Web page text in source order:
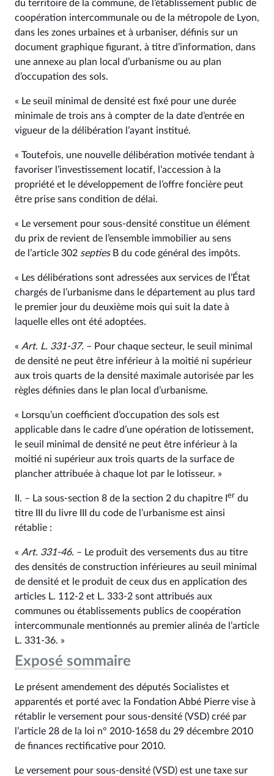
du territoire de la commune, de l’établissement public de
coopération intercommunale ou de la métropole de Lyon,
dans les zones urbaines et à urbaniser, définis sur un
document graphique figurant, à titre d’information, dans
une annexe au plan local d’urbanisme ou au plan
d’occupation des sols.
« Le seuil minimal de densité est fixé pour une durée
minimale de trois ans à compter de la date d’entrée en
vigueur de la délibération l’ayant institué.
« Toutefois, une nouvelle délibération motivée tendant à
favoriser l’investissement locatif, l’accession à la
propriété et le développement de l’offre foncière peut
être prise sans condition de délai.
« Le versement pour sous-densité constitue un élément
du prix de revient de l’ensemble immobilier au sens
de l’article 302 septiesB du code général des impôts.
« Les délibérations sont adressées aux services de l’État
chargés de l’urbanisme dans le département au plus tard
le premier jour du deuxième mois qui suit la date à
laquelle elles ont été adoptées.
« Art. L. 331‑37. – Pour chaque secteur, le seuil minimal
de densité ne peut être inférieur à la moitié ni supérieur
aux trois quarts de la densité maximale autorisée par les
règles définies dans le plan local d’urbanisme.
« Lorsqu’un coefficient d’occupation des sols est
applicable dans le cadre d’une opération de lotissement,
le seuil minimal de densité ne peut être inférieur à la
moitié ni supérieur aux trois quarts de la surface de
plancher attribuée à chaque lot par le lotisseur. »
II. – La sous-section 8 de la section 2 du chapitre I er du
titre III du livre III du code de l’urbanisme est ainsi
rétablie :
« Art. 331‑46. – Le produit des versements dus au titre
des densités de construction inférieures au seuil minimal
de densité et le produit de ceux dus en application des
articles L. 112‑2 et L. 333‑2 sont attribués aux
communes ou établissements publics de coopération
intercommunale mentionnés au premier alinéa de l’article
L. 331‑36. »
Exposé sommaire
Le présent amendement des députés Socialistes et
apparentés et porté avec la Fondation Abbé Pierre vise à
rétablir le versement pour sous-densité (VSD) créé par
l’article 28 de la loi n° 2010‑1658 du 29 décembre 2010
de finances rectificative pour 2010.
Le versement pour sous-densité (VSD) est une taxe sur